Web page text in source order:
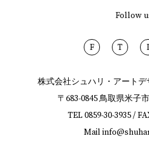
Follow
F T I
株式会社シュハリ・アート
〒683-0845 鳥取県米子
TEL0859-30-3935/
Mail